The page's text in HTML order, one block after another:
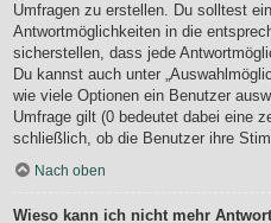
Umfragen zu erstellen. Du solltest
Antwortmöglichkeiten in die
sicherstellen, dass jede
Du kannst auch unter
wie viele Optionen ein Benutzer
Umfrage gilt (0 bedeutet dabei eine
schließlich, ob die Benutzer ihre
Nach oben
Wieso kann ich nicht mehr